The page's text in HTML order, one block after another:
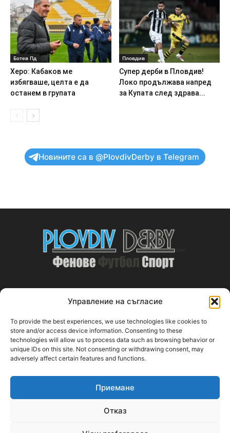
Управление на съгласие
To provide the best experiences, we use technologies like cookies to
store and/or access device information. Consenting to these
technologies will allow us to process data such as browsing behavior or
unique IDs on this site. Not consenting or withdrawing consent, may
adversely affect certain features and functions.
Приемане
Отказ
Ботев Пд
Херо: Кабаков ме
избягваше, целта е да
останем в групата
Пловдив
Супер дерби в Пловдив!
Локо продължава напред
за Купата след здрава...
Новините са в @PlovdivDerby в Telegram
ABOUT US
PlovdivDerby.com е първата пловдивска изцяло футболна
медия!
Свържи се с нас:plovdivderby.com@gmail.com
FOLLOW US